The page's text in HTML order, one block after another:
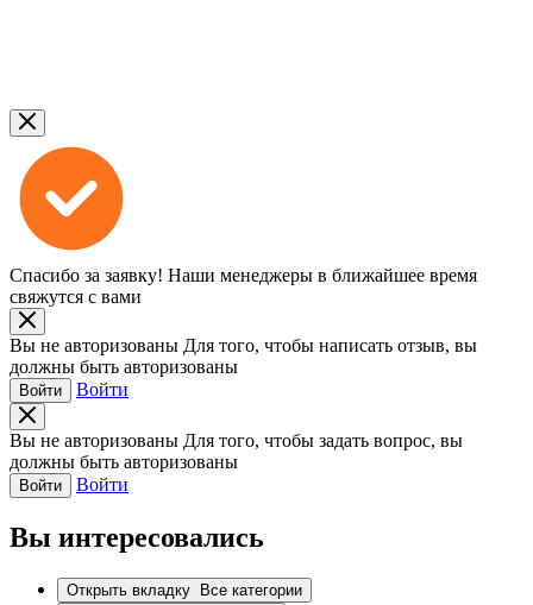
Спасибо за заявку! Наши менеджеры в ближайшее время
свяжутся с вами
Вы не авторизованы Для того, чтобы написать отзыв, вы
должны быть авторизованы
Войти Войти
Вы не авторизованы Для того, чтобы задать вопрос, вы
должны быть авторизованы
Войти Войти
Вы интересовались
Открыть вкладку
Все категории